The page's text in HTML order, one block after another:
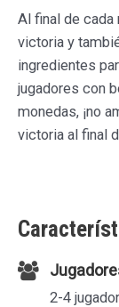
Al final de cada
victoria y
ingredientes
jugadores con
monedas, ¡no
victoria al final
2-4